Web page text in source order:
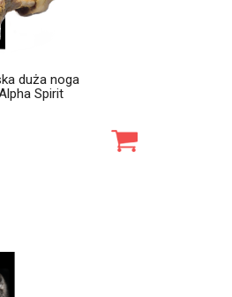
duża noga
Spirit